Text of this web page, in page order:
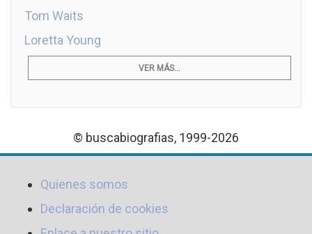
Tom Waits
Loretta Young
VER MÁS...
© buscabiografias, 1999-2026
Quienes somos
Declaración de cookies